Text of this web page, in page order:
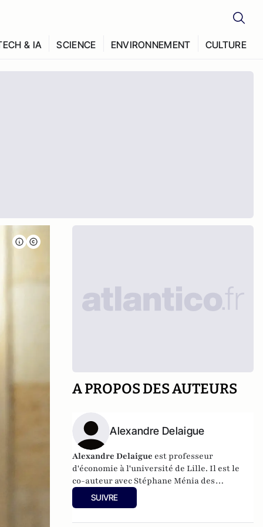
& IA SCIENCE ENVIRONNEMENT CULTURE
A PROPOS DES AUTEURS
Alexandre Delaigue
Alexandre Delaigue estprofesseur
d'économie à l'université de Lille. Il est le
co-auteur avec Stéphane Ménia des
livres Nos phobies économiques
drogue... et économie : pas de sujet tabou
SUIVRE